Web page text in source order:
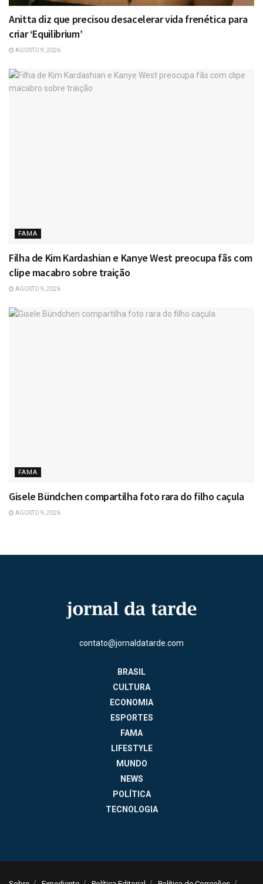
Anitta diz que precisou desacelerar vida frenética para
criar ‘Equilibrium’
AGOSTO 9, 2026
FAMA
Filha de Kim Kardashian e Kanye West preocupa fãs com
clipe macabro sobre traição
AGOSTO 9, 2026
FAMA
Gisele Bündchen compartilha foto rara do filho caçula
AGOSTO 9, 2026
contato@jornaldatarde.com
BRASIL
CULTURA
ECONOMIA
ESPORTES
FAMA
LIFESTYLE
MUNDO
NEWS
POLÍTICA
TECNOLOGIA